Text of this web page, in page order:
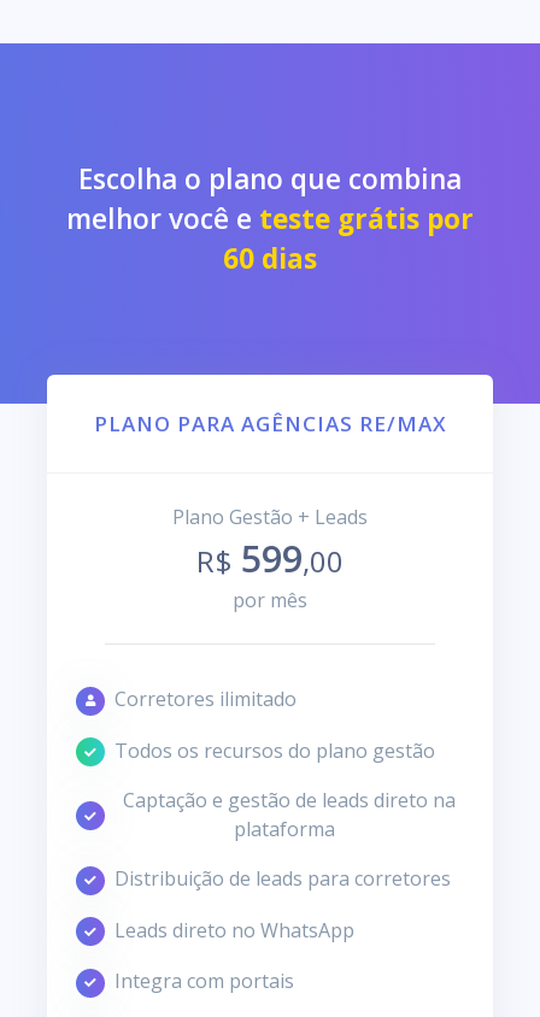
Escolha o plano que combina
melhor você e teste grátis por
60 dias
PLANO PARA AGÊNCIAS RE/MAX
Plano Gestão + Leads
R$ 599,00
por mês
Corretores ilimitado
Todos os recursos do plano gestão
Captação e gestão de leads direto na
plataforma
Distribuição de leads para corretores
Leads direto no WhatsApp
Integra com portais